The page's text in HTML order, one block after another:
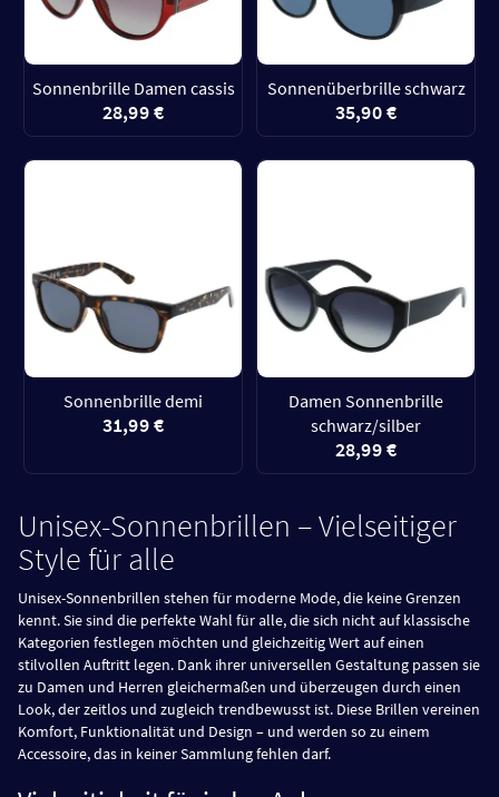
Sonnenbrille Damen cassis Sonnenüberbrille schwarz
Sonnenbrille demi
Damen Sonnenbrille
schwarz/silber
Unisex-Sonnenbrillen – Vielseitiger
Style für alle
Unisex-Sonnenbrillen stehen für moderne Mode, die keine Grenzen
kennt. Sie sind die perfekte Wahl für alle, die sich nicht auf klassische
Kategorien festlegen möchten und gleichzeitig Wert auf einen
stilvollen Auftritt legen. Dank ihrer universellen Gestaltung passen sie
zu Damen und Herren gleichermaßen und überzeugen durch einen
Look, der zeitlos und zugleich trendbewusst ist. Diese Brillen vereinen
Accessoire, das in keiner Sammlung fehlen darf.